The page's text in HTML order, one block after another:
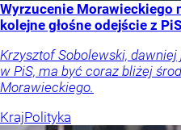
Wyrzucenie Morawieckiego
kolejne głośne odejście z PiS
Krzysztof Sobolewski,
w PiS, ma być coraz bliżej
Morawieckiego.
KrajPolityka